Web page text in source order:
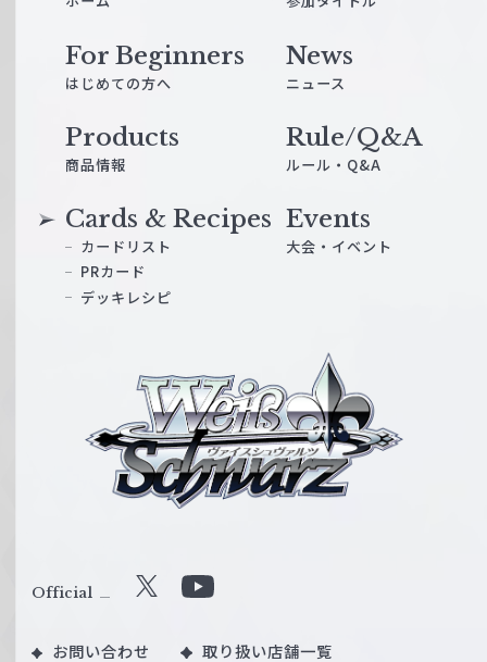
ス
ル
For Beginners
はじめての方へ
News
ニュース
Products
商品情報
Cards & Recipes
カードリスト
PRカード
デッキレシピ
Events
大会・イベント
Rule/Q&A
ルール・Q&A
Official X
u
お問い合わせ 取り扱い店舗一覧